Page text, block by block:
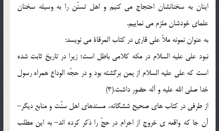
اينان به سخنانشان احتجاج مي كنيم و اهل تسنّن را به وسيله سخنان
علماي خودشان ملزم مي نماييم.
به عنوان نمونه ملاّ علي قاري در كتاب المرقاة مي نويسد:
نبود علي عليه السلام در مكه كلامي باطل است؛ زيرا در تاريخ ثابت شده
است كه علي عليه السلام از يمن برگشته بود و در حجّه الوداع همراه رسول
خدا صلي الله عليه و آله حضور داشت.(3)
از طرفي در كتاب هاي صحيح ششگانه، مسندهاي اهل سنّت و منابع ديگر-
آن جا كه واقعه ي خروج از احرام در حجّ را ذكر كرده اند- به اين مطلب